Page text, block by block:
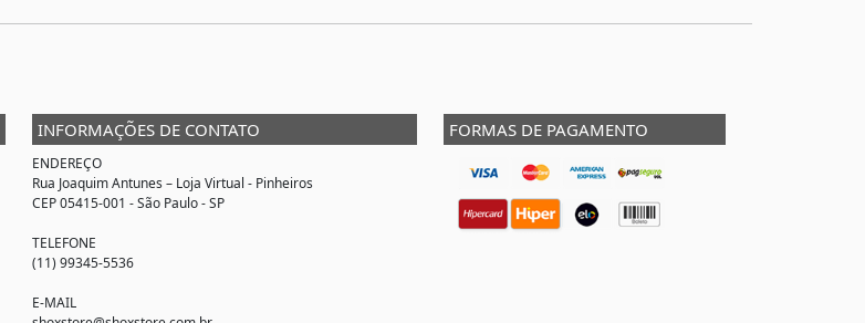
INFORMAÇÕES DE CONTATO
ENDEREÇO
Rua Joaquim Antunes – Loja Virtual - Pinheiros
CEP 05415-001 - São Paulo - SP
TELEFONE
(11) 99345-5536
E-MAIL
FORMAS DE PAGAMENTO